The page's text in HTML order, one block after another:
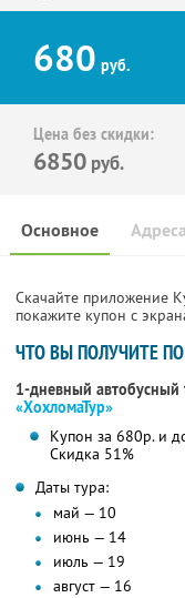
680 руб.
Цена без скидки:
6850 руб.
Основное Адреса
Скачайте приложение
покажите купон с
ЧТО ВЫ ПОЛУЧИТЕ
1-дневный автобусный
«ХохломаТур»
Купон за 680р. и
Скидка 51%
Даты тура:
май — 10
июнь — 14
июль — 19
август — 16